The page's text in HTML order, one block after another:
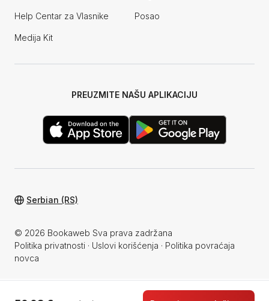
Help Centar za Vlasnike Posao
Medija Kit
PREUZMITE NAŠU APLIKACIJU
© 2026 Bookaweb Sva prava zadržana
Politika privatnosti · Uslovi korišćenja · Politika povraćaja
novca
Serbian (RS)